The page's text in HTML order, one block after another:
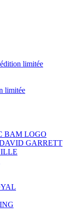
limitée
limitée
BAM LOGO
GARRETT